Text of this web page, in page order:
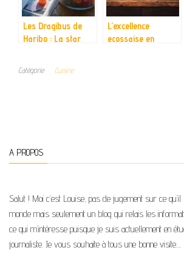
Les Dragibus de
Haribo : La star
de fin d’année
L’excellence
ecossaise en
Catégorie Cuisine
A PROPOS
Salut ! Moi c’est Louise, pas de jugement sur ce
monde mais seulement un blog qui relais les
ce qui m’intéresse puisque je suis actuellement en
journaliste. Je vous souhaite à tous une bonne visite…